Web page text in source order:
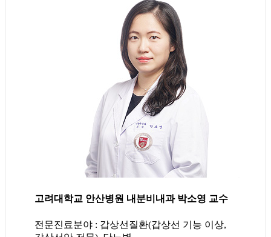
고려대학교 안산병원 내분비내과 박소영 교수
전문진료분야 : 갑상선질환(갑상선 기능 이상,